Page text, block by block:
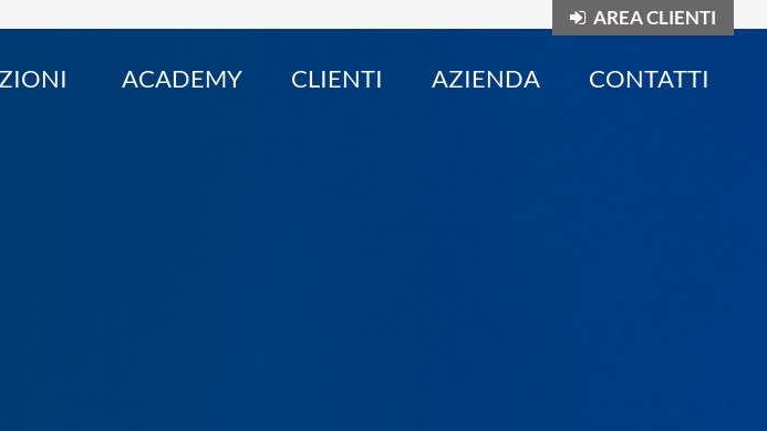
AREA CLIENTI
ACADEMY CLIENTI AZIENDA CONTATTI